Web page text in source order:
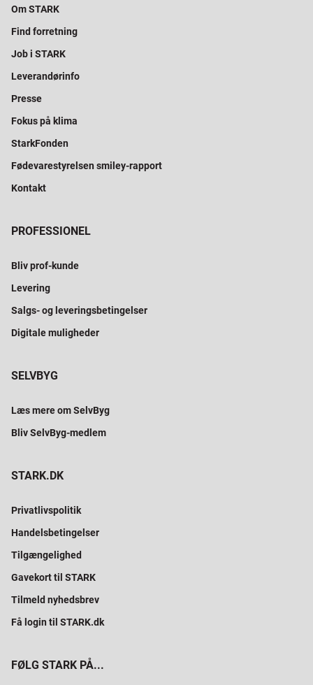
Om STARK
Find forretning
Job i STARK
Leverandørinfo
Presse
Fokus på klima
StarkFonden
Fødevarestyrelsen smiley-rapport
Kontakt
PROFESSIONEL
Bliv prof-kunde
Levering
Salgs- og leveringsbetingelser
Digitale muligheder
SELVBYG
Læs mere om SelvByg
Bliv SelvByg-medlem
STARK.DK
Privatlivspolitik
Handelsbetingelser
Tilgængelighed
Gavekort til STARK
Tilmeld nyhedsbrev
Få login til STARK.dk
FØLG STARK PÅ...